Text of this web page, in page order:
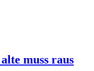
muss raus